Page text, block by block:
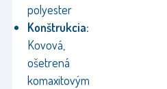
polyester
Konštrukcia:
Kovová,
ošetrená
komaxitovým